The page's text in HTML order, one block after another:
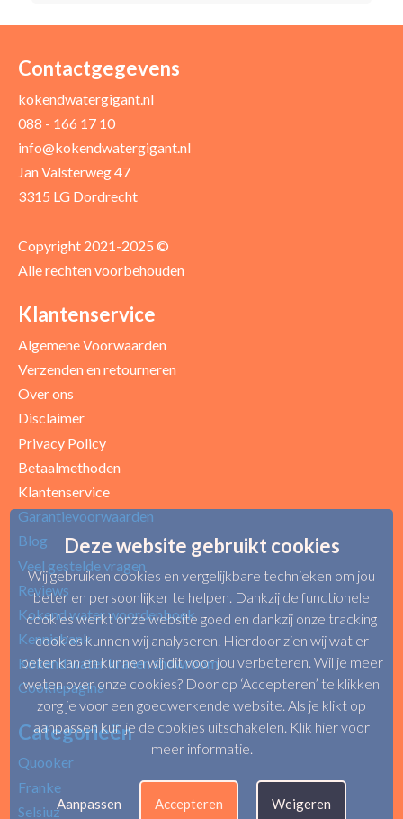
Contactgegevens
kokendwatergigant.nl
088 - 166 17 10
info@kokendwatergigant.nl
Jan Valsterweg 47
3315 LG Dordrecht
Copyright 2021-2025 ©
Alle rechten voorbehouden
Klantenservice
Algemene Voorwaarden
Verzenden en retourneren
Over ons
Disclaimer
Privacy Policy
Betaalmethoden
Klantenservice
Garantievoorwaarden
Blog
Veel gestelde vragen
Reviews
Kokend water woordenboek
Kennisbank
Kokend water kranen showroom
Cookiepagina
Categorieën
Quooker
Franke
Selsiuz
Deze website gebruikt cookies
Wij gebruiken cookies en vergelijkbare technieken om jou
beter en persoonlijker te helpen. Dankzij de functionele
cookies werkt onze website goed en dankzij onze tracking
cookies kunnen wij analyseren. Hierdoor zien wij wat er
beter kan en kunnen wij dit voor jou verbeteren. Wil je meer
weten over onze cookies? Door op ‘Accepteren’ te klikken
zorg je voor een goedwerkende website. Als je klikt op
aanpassen kun je de cookies uitschakelen. Klik hier voor
meer informatie.
Aanpassen Accepteren Weigeren